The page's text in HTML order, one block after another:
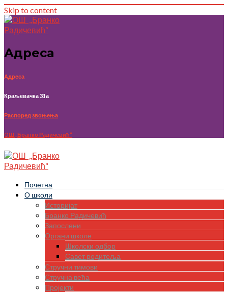
Skip to content
Адреса
Адреса
Краљевачка 31а
Распоред звоњења
OШ ,,Бранко Радичевић“
Почетна
О школи
Историјат
Бранко Радичевић
Запослени
Органи школе
Школски одбор
Савет родитеља
Стручни тимови
Стручна већа
Пројекти